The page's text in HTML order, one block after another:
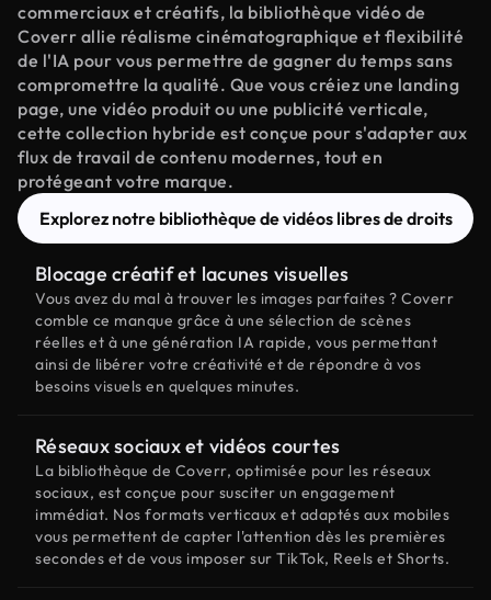
commerciaux et créatifs, la bibliothèque vidéo de
Coverr allie réalisme cinématographique et flexibilité
de l'IA pour vous permettre de gagner du temps sans
compromettre la qualité. Que vous créiez une landing
page, une vidéo produit ou une publicité verticale,
cette collection hybride est conçue pour s'adapter aux
flux de travail de contenu modernes, tout en
protégeant votre marque.
Explorez notre bibliothèque de vidéos libres de droits
Blocage créatif et lacunes visuelles
Vous avez du mal à trouver les images parfaites ? Coverr
comble ce manque grâce à une sélection de scènes
réelles et à une génération IA rapide, vous permettant
ainsi de libérer votre créativité et de répondre à vos
besoins visuels en quelques minutes.
Réseaux sociaux et vidéos courtes
La bibliothèque de Coverr, optimisée pour les réseaux
sociaux, est conçue pour susciter un engagement
immédiat. Nos formats verticaux et adaptés aux mobiles
vous permettent de capter l'attention dès les premières
secondes et de vous imposer sur TikTok, Reels et Shorts.